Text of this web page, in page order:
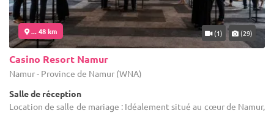
... 48 km (1) (29)
Casino Resort Namur
Namur - Province de Namur (WNA)
Salle de réception
Location de salle de mariage : Idéalement situé au cœur de Namur,